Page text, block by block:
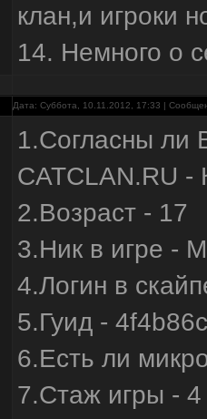
клан,и игроки
14. Немного о
Дата: Суббота, 10.11.2012, 17:33 |
1.Согласны ли
CATCLAN.RU -
2.Возраст - 17
3.Ник в игре -
4.Логин в
5.Гуид -
6.Есть ли
7.Стаж игры - 4